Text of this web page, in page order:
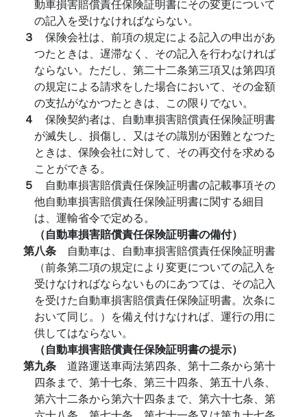
動車損害賠償責任保険証明書にその変更について
の記入を受けなければならない。
３ 保険会社は、前項の規定による記入の申出があ
つたときは、遅滞なく、その記入を行わなければ
ならない。ただし、第二十二条第三項又は第四項
の規定による請求をした場合において、その金額
の支払がなかつたときは、この限りでない。
４ 保険契約者は、自動車損害賠償責任保険証明書
が滅失し、損傷し、又はその識別が困難となつた
ときは、保険会社に対して、その再交付を求める
ことができる。
５ 自動車損害賠償責任保険証明書の記載事項その
他自動車損害賠償責任保険証明書に関する細目
は、運輸省令で定める。
（自動車損害賠償責任保険証明書の備付）
第八条 自動車は、自動車損害賠償責任保険証明書
（前条第二項の規定により変更についての記入を
受けなければならないものにあつては、その記入
を受けた自動車損害賠償責任保険証明書。次条に
おいて同じ。）を備え付けなければ、運行の用に
供してはならない。
（自動車損害賠償責任保険証明書の提示）
第九条 道路運送車両法第四条、第十二条から第十
四条まで、第十七条、第三十四条、第五十八条、
第六十二条から第六十四条まで、第六十七条、第